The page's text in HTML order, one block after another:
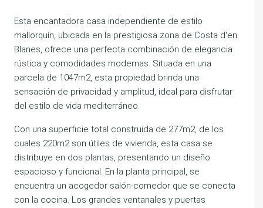
Esta encantadora casa independiente de estilo
mallorquín, ubicada en la prestigiosa zona de Costa d'en
Blanes, ofrece una perfecta combinación de elegancia
rústica y comodidades modernas. Situada en una
parcela de 1047m2, esta propiedad brinda una
sensación de privacidad y amplitud, ideal para disfrutar
del estilo de vida mediterráneo.
Con una superficie total construida de 277m2, de los
cuales 220m2 son útiles de vivienda, esta casa se
distribuye en dos plantas, presentando un diseño
espacioso y funcional. En la planta principal, se
encuentra un acogedor salón-comedor que se conecta
con la cocina. Los grandes ventanales y puertas